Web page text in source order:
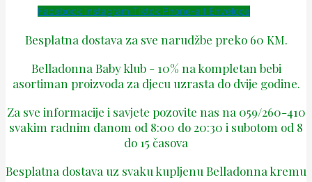
Facebook Instagram Tiktok Phone-alt Envelope
Besplatna dostava za sve narudžbe preko 60 KM.
Belladonna Baby klub - 10% na kompletan bebi
asortiman proizvoda za djecu uzrasta do dvije godine.
Za sve informacije i savjete pozovite nas na 059/260-410
svakim radnim danom od 8:00 do 20:30 i subotom od 8
do 15 časova
Besplatna dostava uz svaku kupljenu Belladonna kremu